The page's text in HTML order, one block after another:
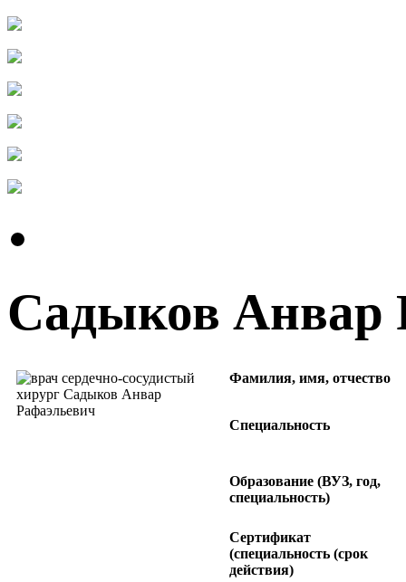
Садыков Анвар
Фамилия, имя, отчество
Специальность
Образование (ВУЗ, год,
специальность)
Сертификат
(специальность (срок
действия)